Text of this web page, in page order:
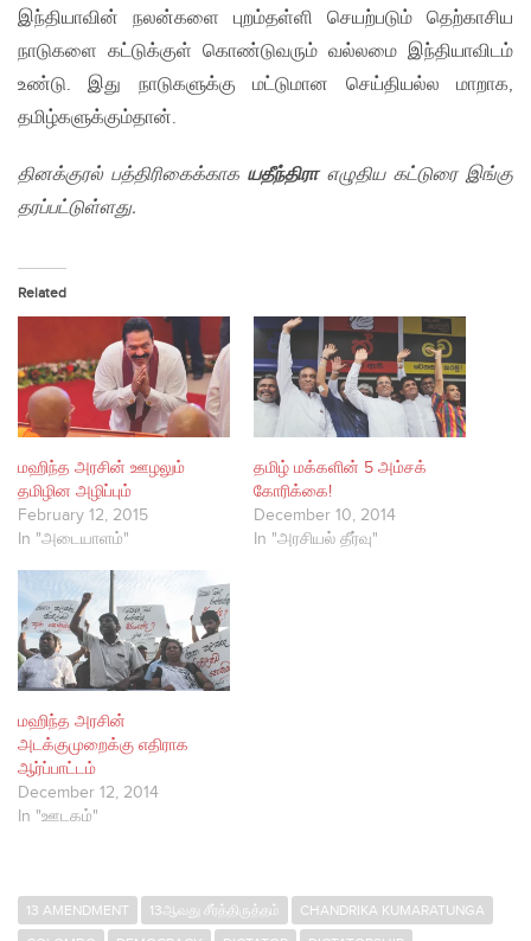
இந்தியாவின் நலன்களை புறம்தள்ளி செயற்படும் தெற்காசிய
நாடுகளை கட்டுக்குள் கொண்டுவரும் வல்லமை இந்தியாவிடம்
உண்டு. இது நாடுகளுக்கு மட்டுமான செய்தியல்ல மாறாக,
தமிழ்களுக்கும்தான்.
தினக்குரல் பத்திரிகைக்காகயதீந்திராஎழுதிய கட்டுரை இங்கு
தரப்பட்டுள்ளது.
Related
மஹிந்த அரசின் ஊழலும்
தமிழின அழிப்பும்
February 12, 2015
In "அடையாளம்"
தமிழ் மக்களின் 5 அம்சக்
கோரிக்கை!
December 10, 2014
In "அரசியல் தீர்வு"
மஹிந்த அரசின்
அடக்குமுறைக்கு எதிராக
ஆர்ப்பாட்டம்
December 12, 2014
In "ஊடகம்"
13 AMENDMENT 13ஆவது சீர்த்திருத்தம்
CHANDRIKA KUMARATUNGA